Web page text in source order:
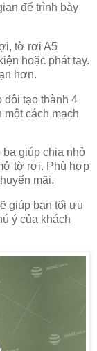
để trình bày
tờ rơi A5
hoặc phát tay.
hơn.
đôi tạo thành 4
một cách mạch
giúp chia nhỏ
tờ rơi. Phù hợp
mãi.
giúp bạn tối ưu
ý của khách